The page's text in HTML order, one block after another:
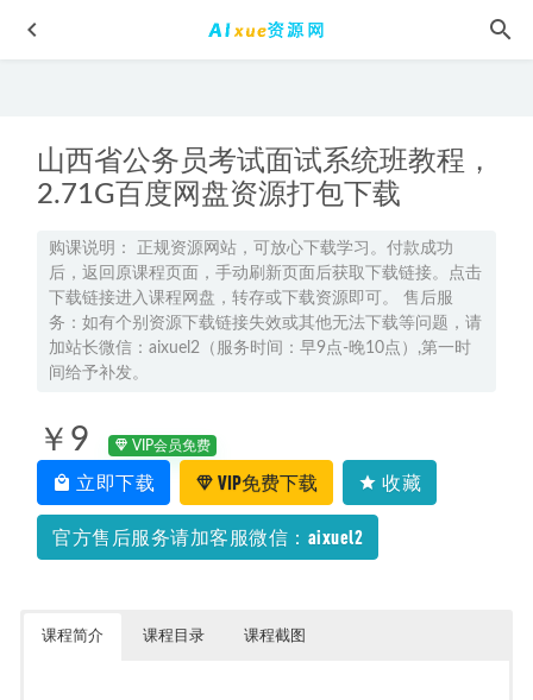
山西省公务员考试面试系统班教程，
2.71G百度网盘资源打包下载
购课说明： 正规资源网站，可放心下载学习。付款成功
后，返回原课程页面，手动刷新页面后获取下载链接。点击
下载链接进入课程网盘，转存或下载资源即可。 售后服
务：如有个别资源下载链接失效或其他无法下载等问题，请
加站长微信：aixuel2（服务时间：早9点-晚10点）,第一时
间给予补发。
￥9 VIP会员免费
立即下载 VIP免费下载 收藏
官方售后服务请加客服微信：aixuel2
课程简介 课程目录 课程截图
教你怎样谈恋爱12招让男神爱上你,百度网盘资源打包下载
2022-02-03
2023高考日语押题卷电子版 2023-04-26
有道2026年胡源高二数学上学期秋季班
载 2022-06-27
2025李海涛初三物理s暑假班网课教程 2024-09-23